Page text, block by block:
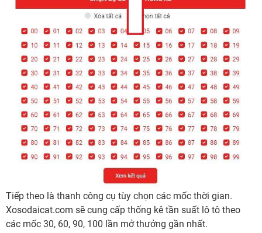
Tiếp theo là thanh công cụ tùy chọn các mốc thời gian.
Xosodaicat.com sẽ cung cấp thống kê tần suất lô tô theo
các mốc 30, 60, 90, 100 lần mở thưởng gần nhất.